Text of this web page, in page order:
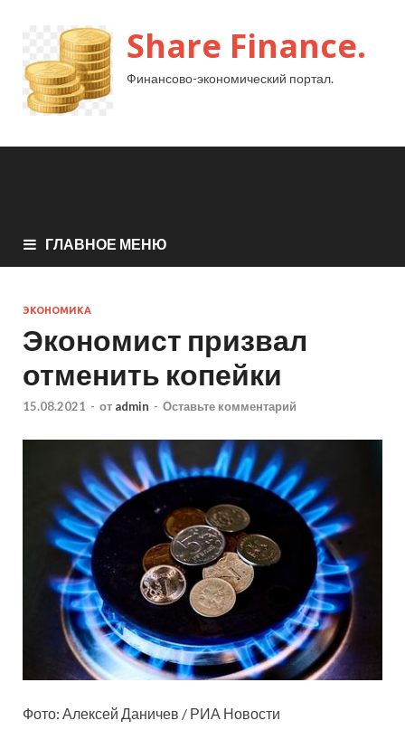
Share Finance.
Финансово-экономический портал.
ГЛАВНОЕ МЕНЮ
ЭКОНОМИКА
Экономист призвал
отменить копейки
15.08.2021 - от admin - Оставьте комментарий
Фото: Алексей Даничев / РИА Новости